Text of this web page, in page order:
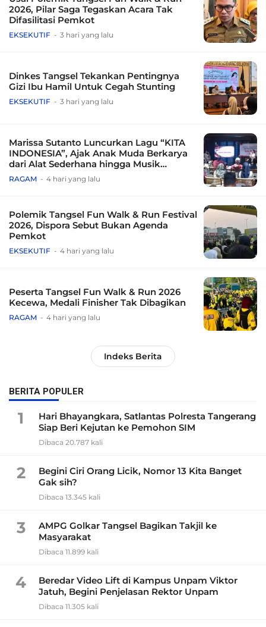
2026, Pilar Saga Tegaskan Acara Tak
Difasilitasi Pemkot
EKSEKUTIF 3 hari yang lalu
Dinkes Tangsel Tekankan Pentingnya
Gizi Ibu Hamil Untuk Cegah Stunting
EKSEKUTIF 3 hari yang lalu
Marissa Sutanto Luncurkan Lagu “KITA
INDONESIA”, Ajak Anak Muda Berkarya
dari Alat Sederhana hingga Musik
Tradisional
RAGAM 4 hari yang lalu
Polemik Tangsel Fun Walk & Run Festival
2026, Dispora Sebut Bukan Agenda
Pemkot
EKSEKUTIF 4 hari yang lalu
Peserta Tangsel Fun Walk & Run 2026
Kecewa, Medali Finisher Tak Dibagikan
RAGAM 4 hari yang lalu
Indeks Berita
BERITA POPULER
1
Hari Bhayangkara, Satlantas Polresta Tangerang
Siap Beri Kejutan ke Pemohon SIM
Dibaca 20.787 kali
2
Begini Ciri Orang Licik, Nomor 13 Kita Banget
Gak sih?
Dibaca 13.345 kali
3
AMPG Golkar Tangsel Bagikan Takjil ke
Masyarakat
Dibaca 11.899 kali
4
Beredar Video Lift di Kampus Unpam Viktor
Jatuh, Begini Penjelasan Rektor Unpam
Dibaca 11.305 kali